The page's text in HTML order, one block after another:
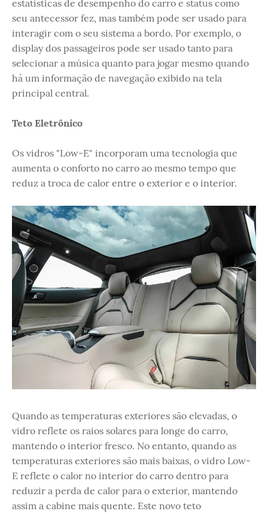
estatísticas de desempenho do carro e status como
seu antecessor fez, mas também pode ser usado para
interagir com o seu sistema a bordo. Por exemplo, o
display dos passageiros pode ser usado tanto para
selecionar a música quanto para jogar mesmo quando
há um informação de navegação exibido na tela
principal central.
Teto Eletrônico
Os vidros "Low-E" incorporam uma tecnologia que
aumenta o conforto no carro ao mesmo tempo que
reduz a troca de calor entre o exterior e o interior.
Quando as temperaturas exteriores são elevadas, o
vidro reflete os raios solares para longe do carro,
mantendo o interior fresco. No entanto, quando as
temperaturas exteriores são mais baixas, o vidro Low-
E reflete o calor no interior do carro dentro para
reduzir a perda de calor para o exterior, mantendo
assim a cabine mais quente. Este novo teto